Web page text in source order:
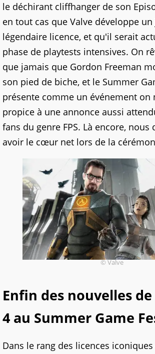
le déchirant cliffhanger de son
en tout cas que Valve développe
légendaire licence, et qu'il serait
phase de playtests intensives. On
que jamais que Gordon Freeman
son pied de biche, et le Summer
présente comme un événement on
propice à une annonce aussi
fans du genre FPS. Là encore, nous
avoir le cœur net lors de la
© Valve
Enfin des nouvelles
4 au Summer Game
Dans le rang des licences iconiques